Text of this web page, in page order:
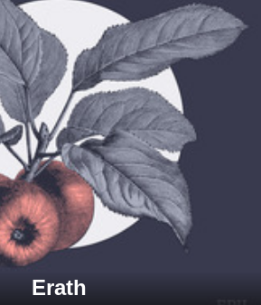
Erath